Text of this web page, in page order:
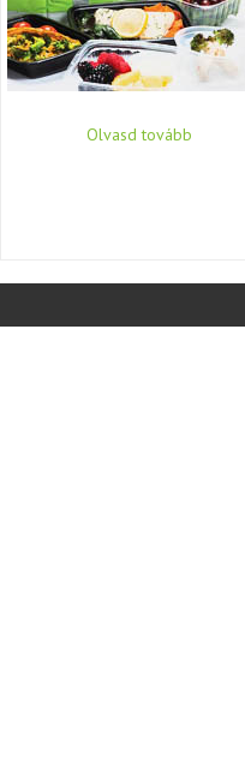
Olvasd tovább